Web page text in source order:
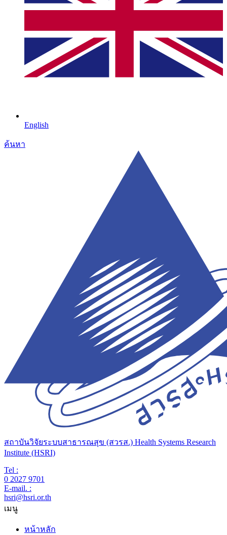
English
ค้นหา
สถาบันวิจัยระบบสาธารณสุข (สวรส.) Health Systems Research
Institute (HSRI)
Tel :
0 2027 9701
E-mail. :
hsri@hsri.or.th
เมนู
หน้าหลัก